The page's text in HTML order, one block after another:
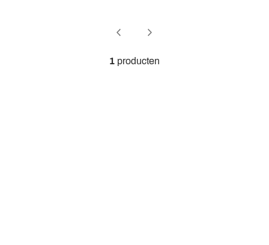
1 producten